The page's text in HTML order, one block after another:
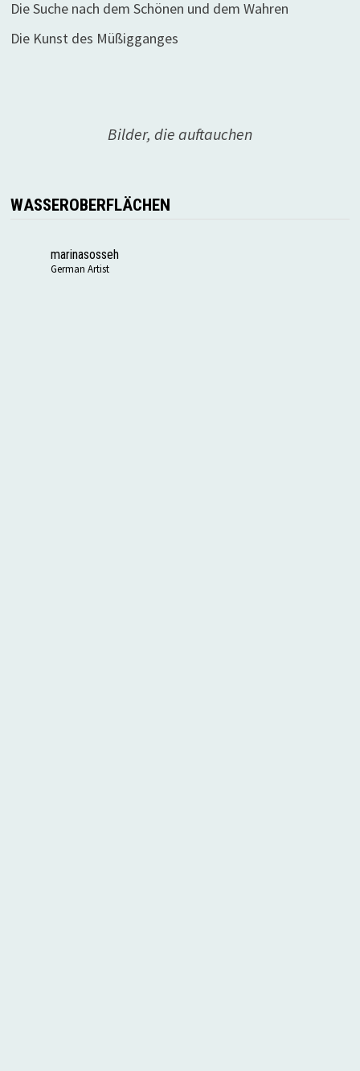
Die Suche nach dem Schönen und dem Wahren
Die Kunst des Müßigganges
Bilder, die auftauchen
WASSEROBERFLÄCHEN
marinasosseh
German Artist